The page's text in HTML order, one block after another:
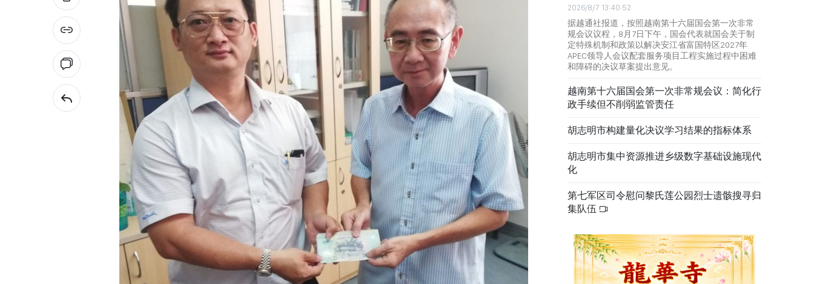
2026/8/7 13:40:52
据越通社报道，按照越南第十六届国会第一次非常
规会议议程，8月7日下午，国会代表就国会关于制
定特殊机制和政策以解决安江省富国特区2027年
APEC领导人会议配套服务项目工程实施过程中困难
和障碍的决议草案提出意见。
越南第十六届国会第一次非常规会议：简化行
政手续但不削弱监管责任
胡志明市构建量化决议学习结果的指标体系
胡志明市集中资源推进乡级数字基础设施现代
化
第七军区司令慰问黎氏莲公园烈士遗骸搜寻归
集队伍